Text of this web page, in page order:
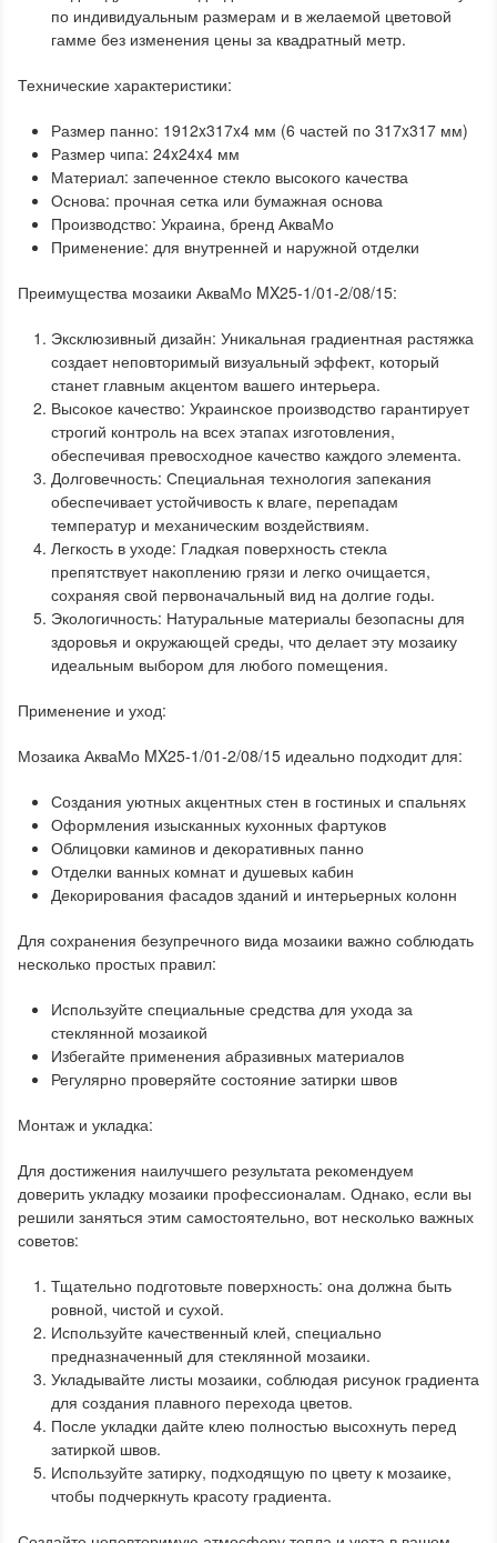
по индивидуальным размерам и в желаемой цветовой
гамме без изменения цены за квадратный метр.
Технические характеристики:
Размер панно: 1912x317x4 мм (6 частей по 317x317 мм)
Размер чипа: 24x24x4 мм
Материал: запеченное стекло высокого качества
Основа: прочная сетка или бумажная основа
Производство: Украина, бренд АкваМо
Применение: для внутренней и наружной отделки
Преимущества мозаики АкваМо MX25-1/01-2/08/15:
Эксклюзивный дизайн: Уникальная градиентная растяжка
создает неповторимый визуальный эффект, который
станет главным акцентом вашего интерьера.
Высокое качество: Украинское производство гарантирует
строгий контроль на всех этапах изготовления,
обеспечивая превосходное качество каждого элемента.
Долговечность: Специальная технология запекания
обеспечивает устойчивость к влаге, перепадам
температур и механическим воздействиям.
Легкость в уходе: Гладкая поверхность стекла
препятствует накоплению грязи и легко очищается,
сохраняя свой первоначальный вид на долгие годы.
Экологичность: Натуральные материалы безопасны для
здоровья и окружающей среды, что делает эту мозаику
идеальным выбором для любого помещения.
Применение и уход:
Мозаика АкваМо MX25-1/01-2/08/15 идеально подходит для:
Создания уютных акцентных стен в гостиных и спальнях
Оформления изысканных кухонных фартуков
Облицовки каминов и декоративных панно
Отделки ванных комнат и душевых кабин
Декорирования фасадов зданий и интерьерных колонн
Для сохранения безупречного вида мозаики важно соблюдать
несколько простых правил:
Используйте специальные средства для ухода за
стеклянной мозаикой
Избегайте применения абразивных материалов
Регулярно проверяйте состояние затирки швов
Монтаж и укладка:
Для достижения наилучшего результата рекомендуем
доверить укладку мозаики профессионалам. Однако, если вы
решили заняться этим самостоятельно, вот несколько важных
советов:
Тщательно подготовьте поверхность: она должна быть
ровной, чистой и сухой.
Используйте качественный клей, специально
предназначенный для стеклянной мозаики.
Укладывайте листы мозаики, соблюдая рисунок градиента
для создания плавного перехода цветов.
После укладки дайте клею полностью высохнуть перед
затиркой швов.
Используйте затирку, подходящую по цвету к мозаике,
чтобы подчеркнуть красоту градиента.